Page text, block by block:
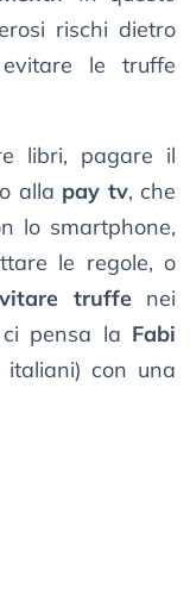
rischi dietro
le truffe
libri, pagare il
alla pay tv, che
lo smartphone,
le regole, o
truffenei
pensa la Fabi
italiani) con una